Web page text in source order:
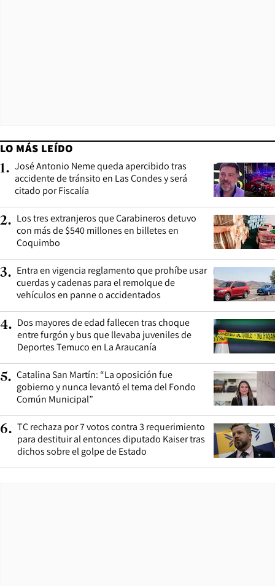
LO MÁS LEÍDO
1. José Antonio Neme queda apercibido tras
accidente de tránsito en Las Condes y será
citado por Fiscalía
2. Los tres extranjeros que Carabineros detuvo
con más de $540 millones en billetes en
Coquimbo
3. Entra en vigencia reglamento que prohíbe usar
cuerdas y cadenas para el remolque de
vehículos en panne o accidentados
4. Dos mayores de edad fallecen tras choque
entre furgón y bus que llevaba juveniles de
Deportes Temuco en La Araucanía
5. Catalina San Martín: “La oposición fue
gobierno y nunca levantó el tema del Fondo
Común Municipal”
6. TC rechaza por 7 votos contra 3 requerimiento
para destituir al entonces diputado Kaiser tras
dichos sobre el golpe de Estado